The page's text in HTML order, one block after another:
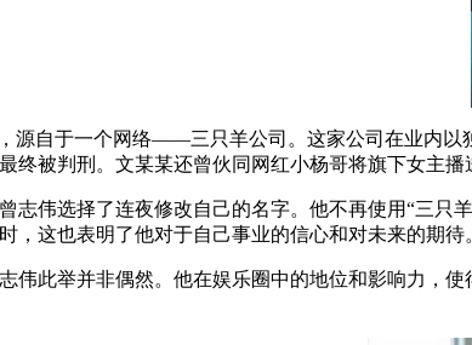
源自于一个网络——三只羊公司。这家公司在业内以
终被判刑。文某某还曾伙同网红小杨哥将旗下女主
志伟选择了连夜修改自己的名字。他不再使用“三只
，这也表明了他对于自己事业的信心和对未来的期待
伟此举并非偶然。他在娱乐圈中的地位和影响力，